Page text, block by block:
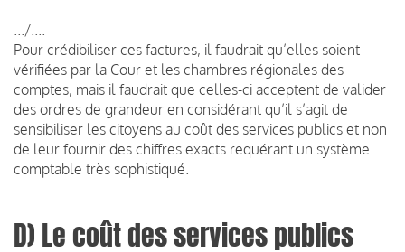
.../....
Pour crédibiliser ces factures, il faudrait qu’elles soient
vérifiées par la Cour et les chambres régionales des
comptes, mais il faudrait que celles-ci acceptent de valider
des ordres de grandeur en considérant qu’il s’agit de
sensibiliser les citoyens au coût des services publics et non
de leur fournir des chiffres exacts requérant un système
comptable très sophistiqué.
D) Le coût des services publics